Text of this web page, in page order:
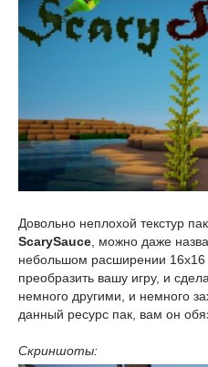
Довольно неплохой текстур
ScarySauce , можно даже
небольшом расширении 16x16
преобразить вашу игру, и
немного другими, и немного
данный ресурс пак, вам он
Скриншоты: